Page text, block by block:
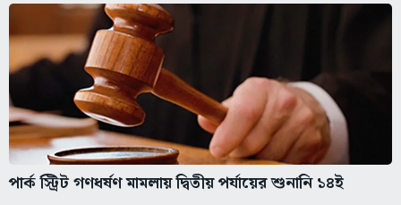
পার্ক স্ট্রিট গণধর্ষণ মামলায় দ্বিতীয় পর্যায়ের শুনানি ১৪ই